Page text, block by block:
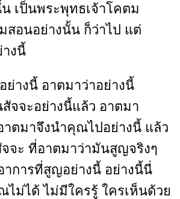
เป็นพระพุทธเจ้าโคตม
สอนอย่างนั้น ก็ว่าไป แต่
างนี้
ย่างนี้ อาตมาว่าอย่างนี้
จจะอย่างนี้แล้ว อาตมา
าตมาจึงนำคุณไปอย่างนี้ แล้ว
จะ ที่อาตมาว่ามันสูญจริงๆ
การที่สูญอย่างนี้ อย่างนี้นี่
ม่ได้ ไม่มีใครรู้ ใครเห็นด้วย